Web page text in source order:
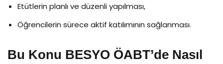
Etütlerin planlı ve düzenli yapılması,
Öğrencilerin sürece aktif katılımının sağlanması.
Bu Konu BESYO ÖABT’de Nasıl